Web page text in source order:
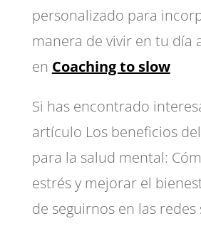
personalizado para
manera de vivir en tu día
en Coaching to slow
Si has encontrado
artículo Los beneficios
para la salud mental:
estrés y mejorar el
de seguirnos en las redes